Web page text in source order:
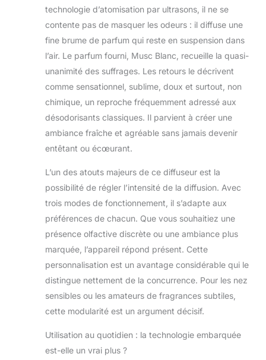
tests en
déterminé que la
plage de
température
d'utilisation du
voiture est de
-40°C à 70°C. Il
est totalement sûr
de l'utiliser dans
normaux, y
l'intérieur de la
voiture.
【45
ml de Parfum -
Longue Durée】
désodorisant
voiture qui ne
durent que deux
semaines ? Le
diffuseur de
voiture Ceeniu a
une grande
capacité de 45 ml
technologie d’atomisation par ultrasons, il ne se
contente pas de masquer les odeurs : il diffuse une
fine brume de parfum qui reste en suspension dans
l’air. Le parfum fourni, Musc Blanc, recueille la quasi-
unanimité des suffrages. Les retours le décrivent
comme sensationnel, sublime, doux et surtout, non
chimique, un reproche fréquemment adressé aux
désodorisants classiques. Il parvient à créer une
ambiance fraîche et agréable sans jamais devenir
entêtant ou écœurant.
L’un des atouts majeurs de ce diffuseur est la
possibilité de régler l’intensité de la diffusion. Avec
trois modes de fonctionnement, il s’adapte aux
préférences de chacun. Que vous souhaitiez une
présence olfactive discrète ou une ambiance plus
marquée, l’appareil répond présent. Cette
personnalisation est un avantage considérable qui le
distingue nettement de la concurrence. Pour les nez
sensibles ou les amateurs de fragrances subtiles,
cette modularité est un argument décisif.
Utilisation au quotidien : la technologie embarquée
est-elle un vrai plus ?